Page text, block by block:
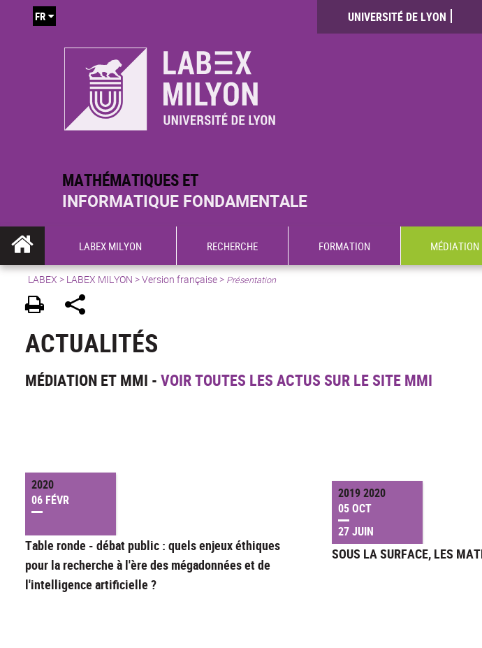
MATHÉMATIQUES ET
INFORMATIQUE FONDAMENTALE
UNIVERSITÉ DE LYON
FR
LABEX MILYON RECHERCHE FORMATION MÉDIATION
LABEX > LABEX MILYON >Version française> Présentation
ACTUALITÉS
MÉDIATION ET MMI - VOIR TOUTES LES ACTUS SUR LE SITE MMI
2020
06 FÉVR
Table ronde - débat public : quels enjeux éthiques
pour la recherche à l'ère des mégadonnées et de
l'intelligence artificielle ?
2019 2020
05 OCT
27 JUIN
SOUS LA SURFACE, LES